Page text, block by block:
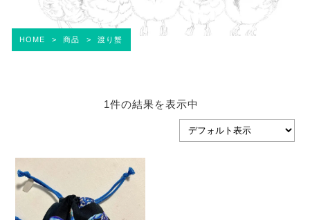
HOME > 商品 > 渡り蟹
1件の結果を表示中